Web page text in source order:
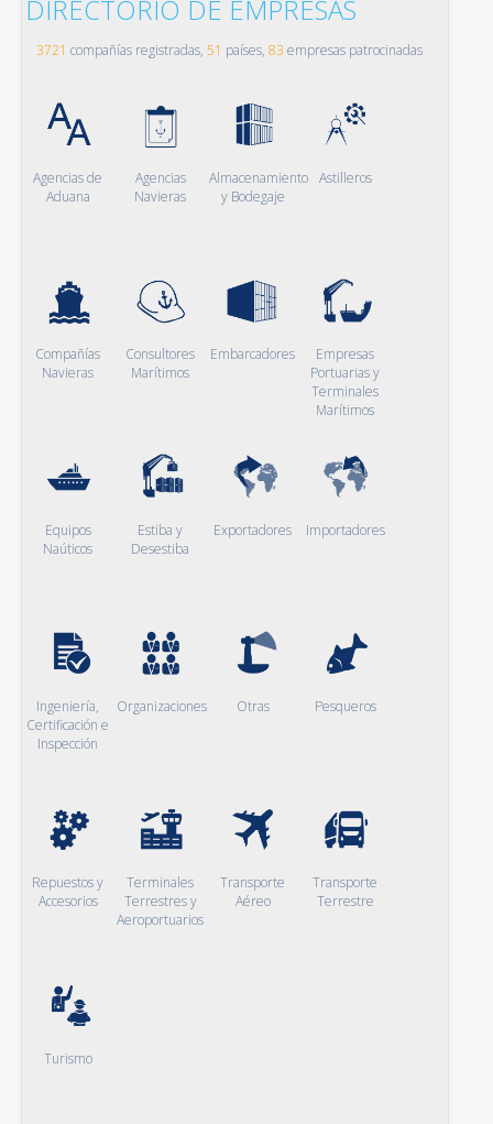
DIRECTORIO DE EMPRESAS
3721 compañías registradas, 51 países, 83 empresas patrocinadas
Agencias de
Aduana
Agencias
Navieras
Almacenamiento
y Bodegaje
Astilleros
Compañías
Navieras
Consultores
Marítimos
Embarcadores
Empresas
Portuarias y
Terminales
Marítimos
Equipos
Naúticos
Estiba y
Desestiba
Exportadores Importadores
Ingeniería,
Certificación e
Inspección
Organizaciones Otras Pesqueros
Repuestos y
Accesorios
Terminales
Terrestres y
Aeroportuarios
Transporte
Aéreo
Transporte
Terrestre
Turismo